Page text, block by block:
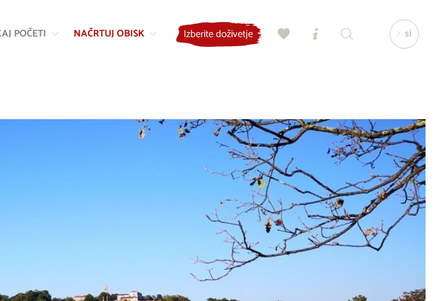
vsebino
POČETI NAČRTUJ OBISK Izberite doživetje si